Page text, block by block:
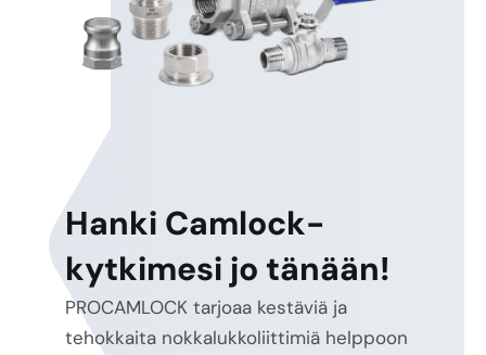
Hanki Camlock-
kytkimesi jo tänään!
PROCAMLOCK tarjoaa kestäviä ja
tehokkaita nokkalukkoliittimiä helppoon